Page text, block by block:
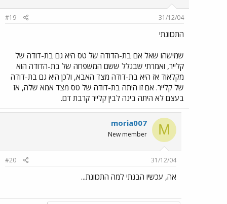
31/12/04
#19
התכוונתי
שמישהו שאל אם בת-הדודה של טס היא גם בת-דודה של
קלייר, ואמרתי שבגלל ששם המשפחה של בת-הדודה הוא
מקלאוד אז היא בת-דודה מצד האבא, ולכן היא גם בת-דודה
של קלייר. אם זו היתה בת-דודה של טס מצד אמא שלה, אז
בעצם לא היתה בינה לבין קלייר קרבת דם.
M
moria007
New member
31/12/04
#20
אה, עכשיו הבנתי למה התכוונת...